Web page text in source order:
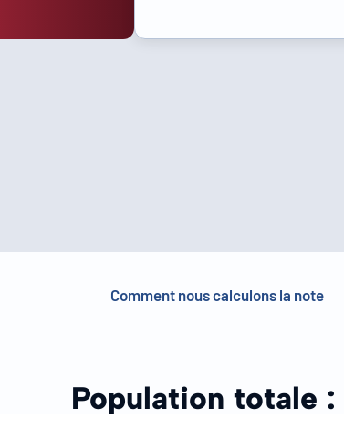
Comment nous calculons la note
Population totale :